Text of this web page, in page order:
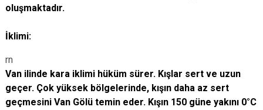
oluşmaktadır.
İklimi:
rn
Van ilinde kara iklimi hüküm sürer. Kışlar sert ve uzun
geçer. Çok yüksek bölgelerinde, kışın daha az sert
geçmesini Van Gölü temin eder. Kışın 150 güne yakını 0°C